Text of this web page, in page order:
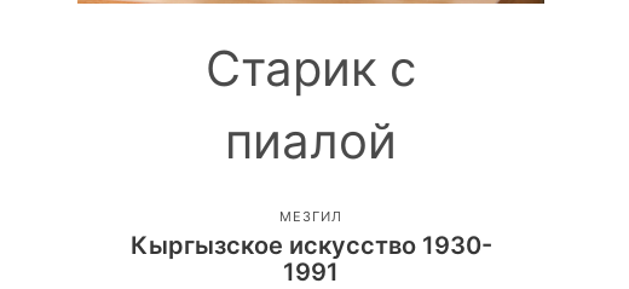
Старик с
пиалой
МЕЗГИЛ
Кыргызское искусство 1930-
1991